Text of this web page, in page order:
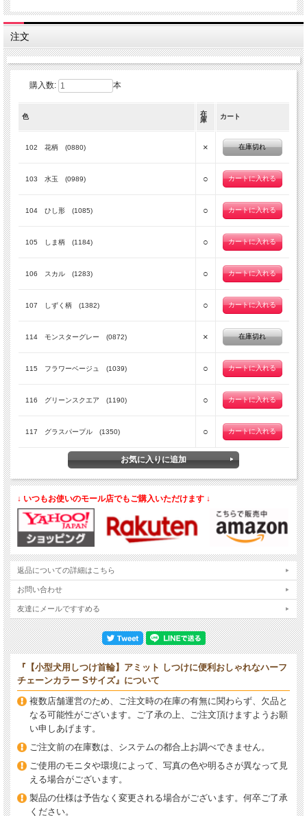
注文
購入数: 本
色
在
庫
カート
102 花柄 (0880) × 在庫切れ
103 水玉 (0989) ○
104 ひし形 (1085) ○
105 しま柄 (1184) ○
106 スカル (1283) ○
107 しずく柄 (1382) ○
114 モンスターグレー (0872) × 在庫切れ
115 フラワーベージュ (1039) ○
116 グリーンスクエア (1190) ○
117 グラスパープル (1350) ○
↓ いつもお使いのモール店でもご購入いただけます ↓
返品についての詳細はこちら
お問い合わせ
友達にメールですすめる
『【小型犬用しつけ首輪】アミット しつけに便利おしゃれなハーフ
チェーンカラー Sサイズ』について
複数店舗運営のため、ご注文時の在庫の有無に関わらず、欠品と
なる可能性がございます。ご了承の上、ご注文頂けますようお願
い申しあげます。
ご注文前の在庫数は、システムの都合上お調べできません。
ご使用のモニタや環境によって、写真の色や明るさが異なって見
える場合がございます。
製品の仕様は予告なく変更される場合がございます。何卒ご了承
ください。